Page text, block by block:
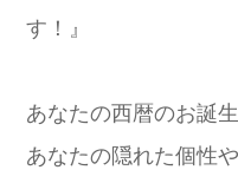
す！』
あなたの西暦のお誕
あなたの隠れた個性